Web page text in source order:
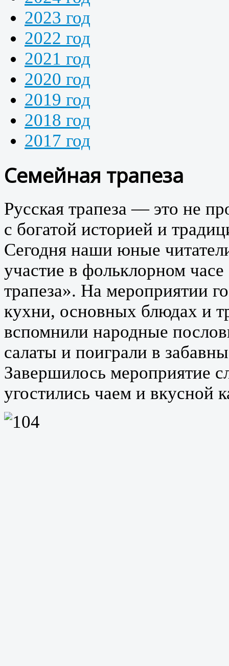
2023 год
2022 год
2021 год
2020 год
2019 год
2018 год
2017 год
Семейная трапеза
Русская трапеза — это не
с богатой историей и
Сегодня наши юные
участие в фольклорном
трапеза». На мероприятии
кухни, основных блюдах и
вспомнили народные
салаты и поиграли в
Завершилось мероприятие
угостились чаем и вкусной